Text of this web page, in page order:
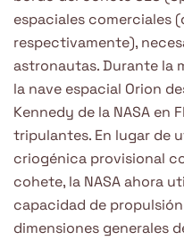
espaciales comerciales
respectivamente),
astronautas. Durante la
la nave espacial Orion
Kennedy de la NASA en
tripulantes. En lugar de
criogénica provisional
cohete, la NASA ahora
capacidad de
dimensiones generales